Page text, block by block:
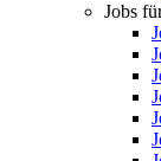
Jobs